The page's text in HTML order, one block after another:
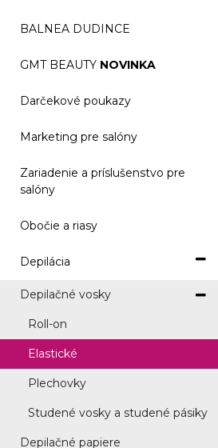
BALNEA DUDINCE
GMT BEAUTY NOVINKA
Darčekové poukazy
Marketing pre salóny
Zariadenie a príslušenstvo pre
salóny
Obočie a riasy
Depilácia
Depilačné vosky
Roll-on
Elastické
Plechovky
Studené vosky a studené pásiky
Depilačné papiere